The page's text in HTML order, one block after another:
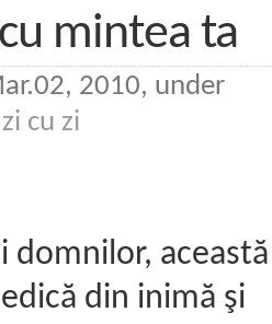
mintea ta
2010, under
cu zi
domnilor, această
din inimă şi